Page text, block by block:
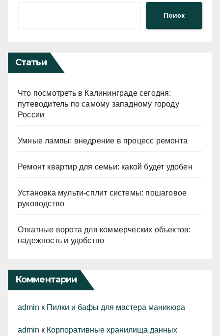
Поиск
Статьи
Что посмотреть в Калининграде сегодня:
путеводитель по самому западному городу
России
Умные лампы: внедрение в процесс ремонта
Ремонт квартир для семьи: какой будет удобен
Установка мульти-сплит системы: пошаговое
руководство
Откатные ворота для коммерческих объектов:
надежность и удобство
Комментарии
admin к Пилки и бафы для мастера маникюра
admin к Корпоративные хранилища данных